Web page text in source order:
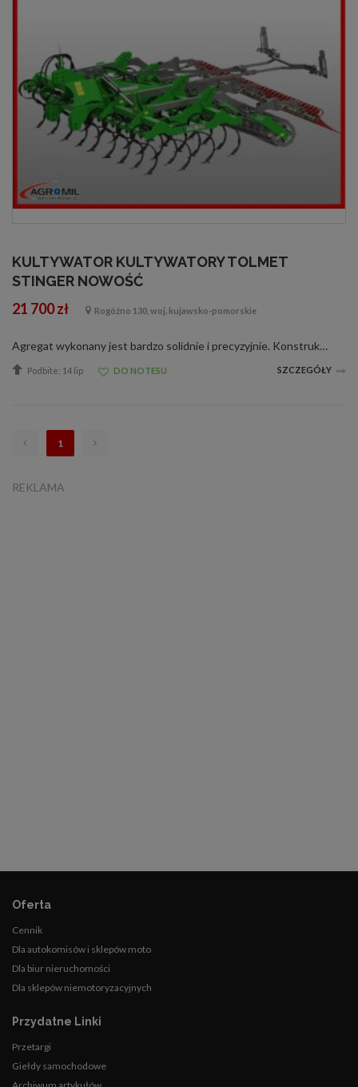
KULTYWATOR KULTYWATORY TOLMET
STINGER NOWOŚĆ
21 700 zł Rogóźno 130, woj. kujawsko-pomorskie
Agregat wykonany jest bardzo solidnie i precyzyjnie. Konstrukcja ramy jest śrutowana i malowana farbą dwuskładnikową poliuretanową w komorze lakierniczej. Pozostałe elementy są metalizowane cynkiem metodą napylania. Wyposażenie standardowe: s...
Podbite: 14 lip DO NOTESU SZCZEGÓŁY
1
REKLAMA
Oferta
Cennik
Dla autokomisów i sklepów moto
Dla biur nieruchomości
Dla sklepów niemotoryzacyjnych
Przydatne Linki
Przetargi
Giełdy samochodowe